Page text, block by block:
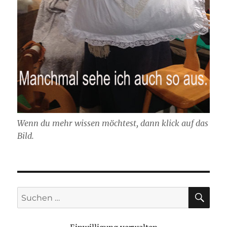
Wenn du mehr wissen möchtest, dann klick auf das
Bild.
Suchen
nach: